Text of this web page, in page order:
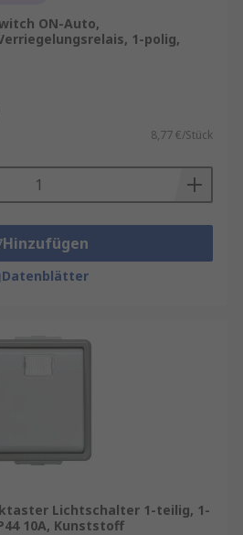
ON-Auto,
1-polig,
8,77 €/Stück
Hinzufügen
Datenblätter
Lichtschalter 1-teilig, 1-
10A, Kunststoff